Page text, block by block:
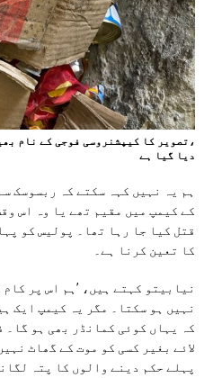
،تصویر کا کیپشنروسی فوجی کے نام
دیا گیا ہے
ہم یہ نہیں کہہ سکتے کہ ربسوسک
کے کیمپ میں مقیم تھے یا وہ اس
قتل کیا جا رہا تھا۔ پولیس کو
کا تعین کرنا ہے۔
نیابیتو کہتے ہیں، ’ہم اس پر
نہیں ہو سکتا۔ مگر یہ کیمپ ایک
کہ یہاں کوئی کمانڈر بھی ہو گا۔
لائے بغیر کسی کو موت کے گھاٹ
پہلے حکم دینے والوں کا پتہ